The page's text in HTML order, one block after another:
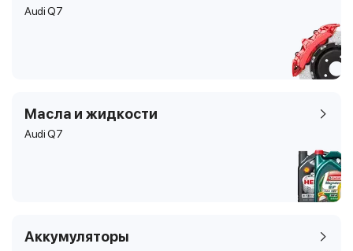
Audi Q7
Масла и жидкости
Audi Q7
Аккумуляторы